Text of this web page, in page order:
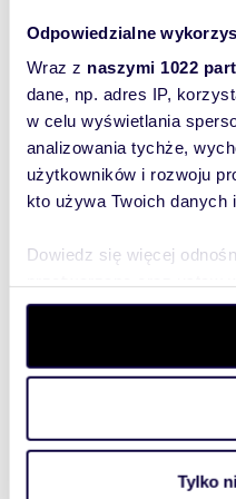
Odpowiedzialne
Wraz z naszymi 1022
dane, np. adres IP,
w celu wyświetlania
analizowania tychże,
użytkowników i rozwoju
kto używa Twoich danych
Dowiedz się więcej
szczegółów. W
wycofać swoją zgodę w
aby oferować funkcje
witrynie. Informacje o
analitycznym. Partnerzy
Tylko